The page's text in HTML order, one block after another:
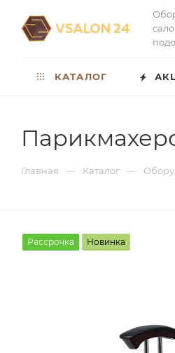
КАТАЛОГ
Главная — Каталог —
Рассрочка Новинка